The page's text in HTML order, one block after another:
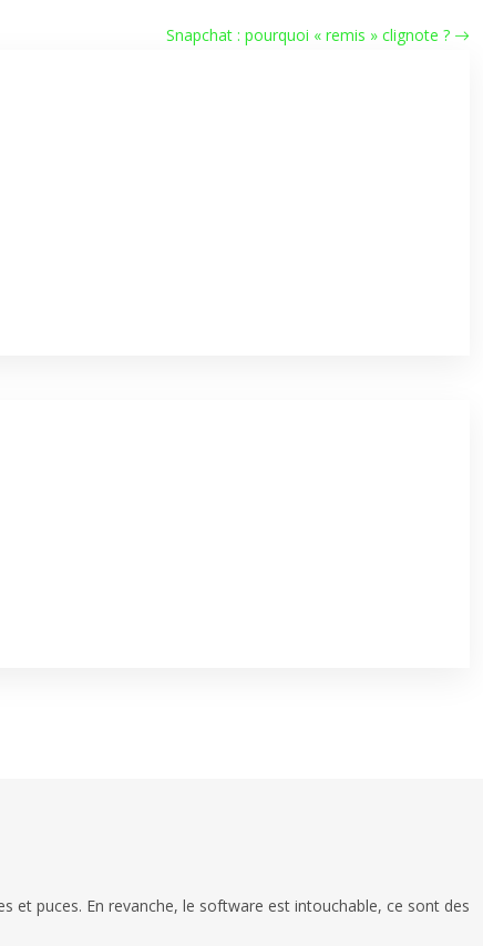
Snapchat : pourquoi « remis » clignote ?
et puces. En revanche, le software est intouchable, ce sont des